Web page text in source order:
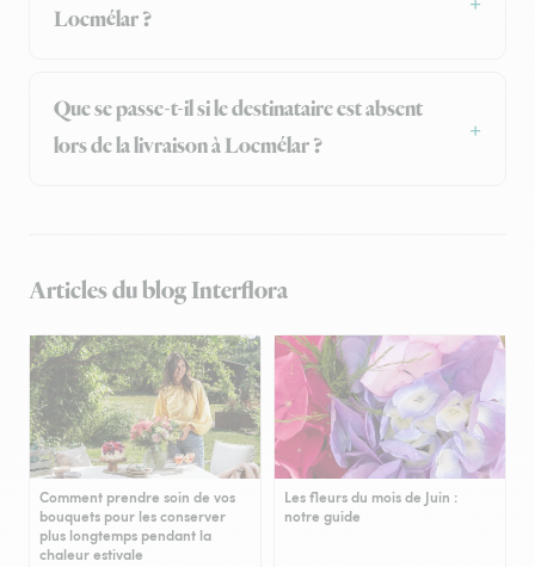
Locmélar ?
Que se passe-t-il si le destinataire est absent
lors de la livraison à Locmélar ?
Articles du blog Interflora
Comment prendre soin de vos
bouquets pour les conserver
plus longtemps pendant la
chaleur estivale
Les fleurs du mois de Juin :
notre guide